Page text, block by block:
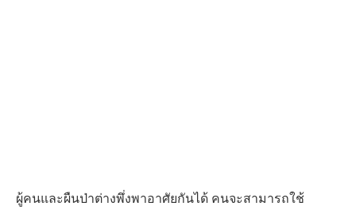
ผู้คนและผืนป่าต่างพึ่งพาอาศัยกันได้ คนจะสามารถใช้